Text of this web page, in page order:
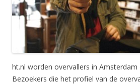
ht.nl worden overvallers in
Bezoekers die het profiel van de